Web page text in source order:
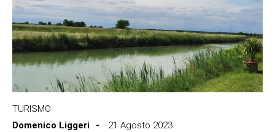
TURISMO
Domenico Liggeri
21 Agosto 2023